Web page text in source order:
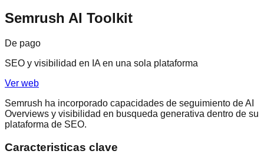
Semrush AI Toolkit
De pago
SEO y visibilidad en IA en una sola plataforma
Ver web
Semrush ha incorporado capacidades de seguimiento de AI
Overviews y visibilidad en busqueda generativa dentro de su
plataforma de SEO.
Caracteristicas clave